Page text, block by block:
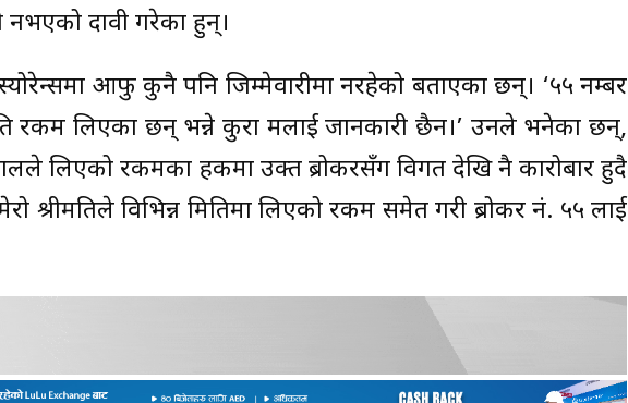
दावी गरेका हुन्।
आफु कुनै पनि जिम्मेवारीमा नरहेको बताएका छन्। ‘५५ नम्बर
रकम लिएका छन् भन्ने कुरा मलाई जानकारी छैन।’ उनले भनेका छन्,
लिएको रकमका हकमा उक्त ब्रोकरसँग विगत देखि नै कारोबार हुदै
श्रीमतिले विभिन्न मितिमा लिएको रकम समेत गरी ब्रोकर नं. ५५ लाई